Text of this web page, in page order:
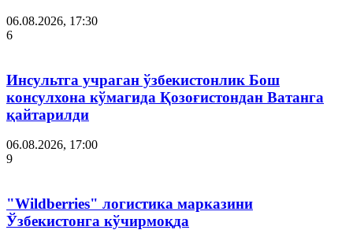
06.08.2026, 17:30
6
Инсультга учраган ўзбекистонлик Бош
консулхона кўмагида Қозоғистондан Ватанга
қайтарилди
06.08.2026, 17:00
9
"Wildberries" логистика марказини
Ўзбекистонга кўчирмоқда